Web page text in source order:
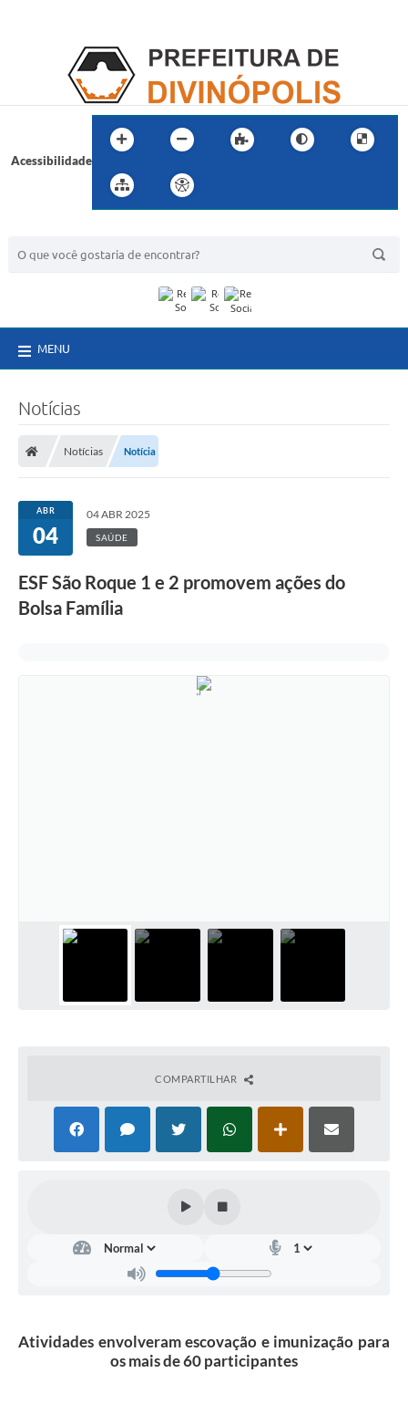
Acessibilidade
MENU
Notícias
Notícias Notícia
ABR
04
04 ABR 2025
SAÚDE
ESF São Roque 1 e 2 promovem ações do
Bolsa Família
COMPARTILHAR
Atividades envolveram escovação e imunização para
os mais de 60 participantes